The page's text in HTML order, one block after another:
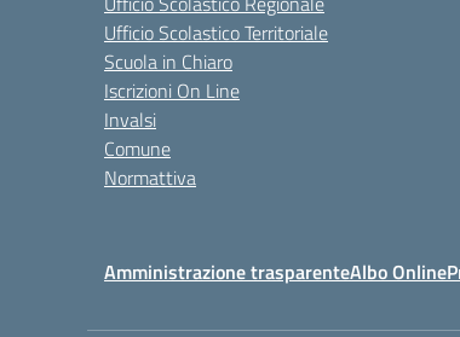
Ufficio Scolastico Territoriale
Scuola in Chiaro
Iscrizioni On Line
Invalsi
Comune
Normattiva
Amministrazione trasparenteAlbo Online